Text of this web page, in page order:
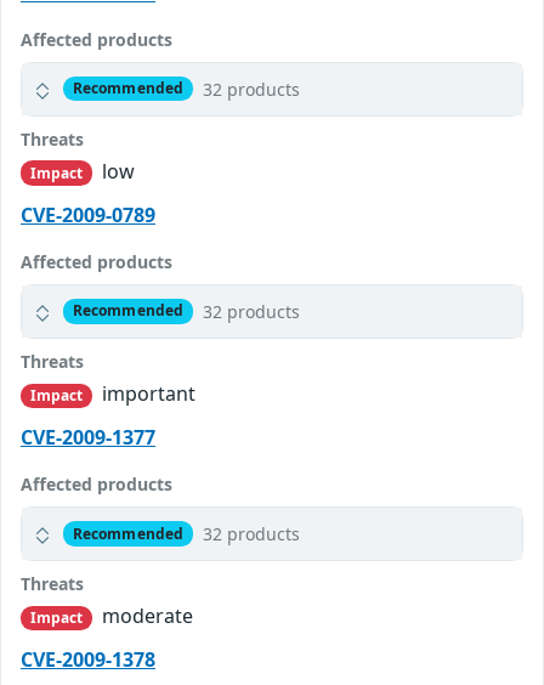
Affected products
Recommended 32 products
Threats
Impact
low
CVE-2009-0789
Affected products
Recommended 32 products
Threats
Impact
important
CVE-2009-1377
Affected products
Recommended 32 products
Threats
Impact
moderate
CVE-2009-1378